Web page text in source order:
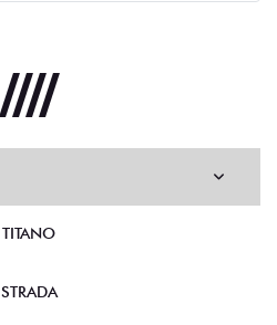
TITANO
STRADA